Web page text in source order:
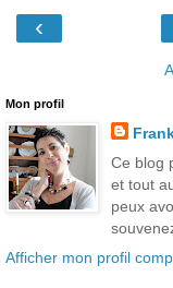
‹
Mon profil
Ce blog
et tout
peux
Afficher mon profil